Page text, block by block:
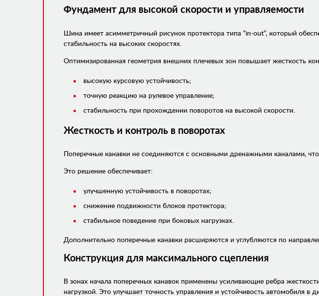
Фундамент для высокой скорости и управляемости
Шина имеет асимметричный рисунок протектора типа “in-out”, который
стабильность на высоких скоростях.
Оптимизированная геометрия внешних плечевых зон повышает жесткость
высокую курсовую устойчивость;
точную реакцию на рулевое управление;
стабильность при прохождении поворотов на высокой скорости.
Жесткость и контроль в поворотах
Поперечные канавки не соединяются с основными дренажными каналами,
Это решение обеспечивает:
улучшенную устойчивость в поворотах;
снижение подвижности блоков протектора;
стабильное поведение при боковых нагрузках.
Дополнительно поперечные канавки расширяются и углубляются по
Конструкция для максимального сцепления
В зонах начала поперечных канавок применены усиливающие ребра
нагрузкой. Это улучшает точность управления и устойчивость автомобиля в